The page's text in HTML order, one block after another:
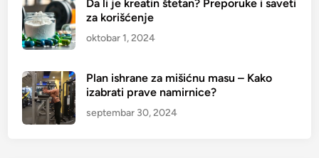
Da li je kreatin štetan? Preporuke i saveti
za korišćenje
oktobar 1, 2024
Plan ishrane za mišićnu masu – Kako
izabrati prave namirnice?
septembar 30, 2024